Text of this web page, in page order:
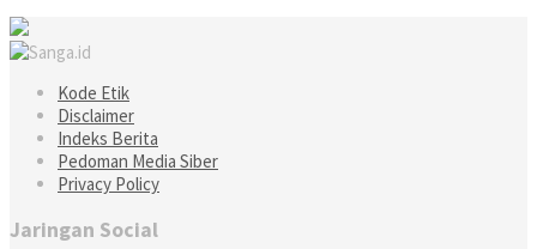
Kode Etik
Disclaimer
Indeks Berita
Pedoman Media Siber
Privacy Policy
Jaringan Social